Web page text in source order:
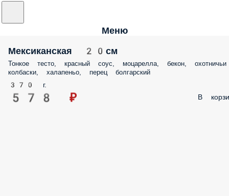
Меню
Мексиканская 20см
Тонкое тесто, красный соус, моцарелла, бекон, охотничьи
колбаски, халапеньо, перец болгарский
370 г.
578 ₽ В